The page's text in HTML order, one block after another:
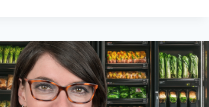
FINANZMITTELERHÖHUNGEN
FÜR
LAUFENDE
STÄDTEBAULICHE
ERNEUERUNGSGEBIETE